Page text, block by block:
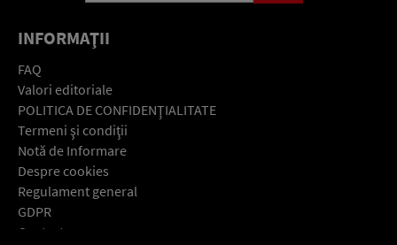
INFORMAŢII
FAQ
Valori editoriale
POLITICA DE CONFIDENŢIALITATE
Termeni şi condiţii
Notă de Informare
Despre cookies
Regulament general
GDPR
Contact